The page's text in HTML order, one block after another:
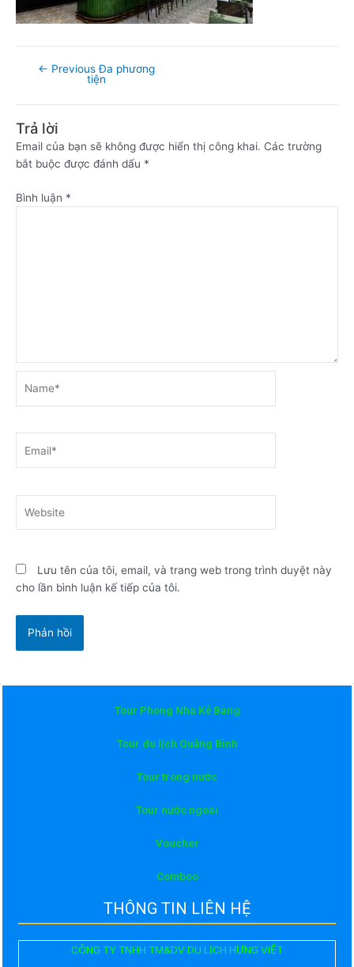
← Previous Đa phương
tiện
Trả lời
Email của bạn sẽ không được hiển thị công khai. Các trường
bắt buộc được đánh dấu *
Bình luận *
Lưu tên của tôi, email, và trang web trong trình duyệt này
cho lần bình luận kế tiếp của tôi.
Tour Phong Nha Kẻ Bàng
Tour du lịch Quảng Bình
Tour trong nước
Tour nước ngoài
Voucher
Comboo
THÔNG TIN LIÊN HỆ
CÔNG TY TNHH TM&DV DU LỊCH HƯNG VIỆT